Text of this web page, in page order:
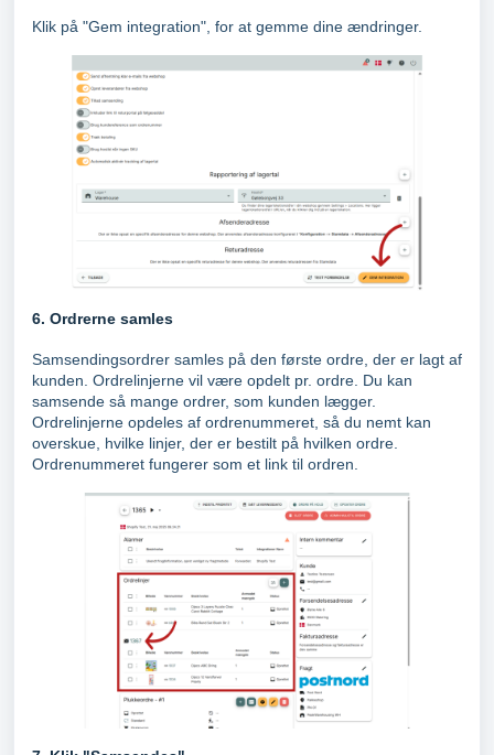
Klik på "Gem integration", for at gemme dine ændringer.
6. Ordrerne samles
Samsendingsordrer samles på den første ordre, der er lagt af
kunden. Ordrelinjerne vil være opdelt pr. ordre. Du kan
samsende så mange ordrer, som kunden lægger.
Ordrelinjerne opdeles af ordrenummeret, så du nemt kan
overskue, hvilke linjer, der er bestilt på hvilken ordre.
Ordrenummeret fungerer som et link til ordren.